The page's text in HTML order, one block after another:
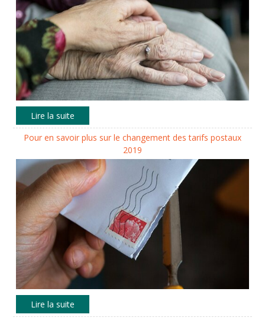
Pour en savoir plus sur le changement des tarifs postaux
2019